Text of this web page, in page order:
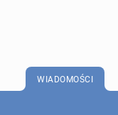
WIADOMOŚCI